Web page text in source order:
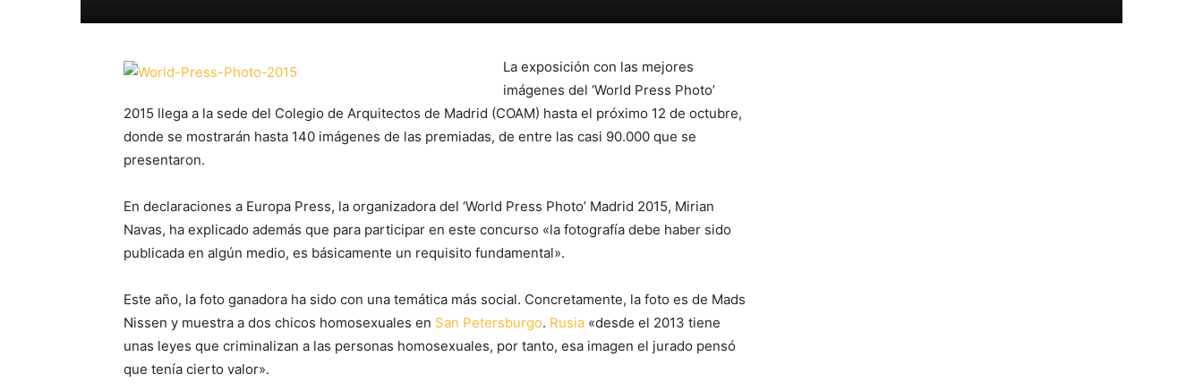
La exposición con las mejores
imágenes del ‘World Press Photo’
2015 llega a la sede del Colegio de Arquitectos de Madrid (COAM) hasta el próximo 12 de octubre,
donde se mostrarán hasta 140 imágenes de las premiadas, de entre las casi 90.000 que se
presentaron.
En declaraciones a Europa Press, la organizadora del ‘World Press Photo’ Madrid 2015, Mirian
Navas, ha explicado además que para participar en este concurso «la fotografía debe haber sido
publicada en algún medio, es básicamente un requisito fundamental».
Este año, la foto ganadora ha sido con una temática más social. Concretamente, la foto es de Mads
Nissen y muestra a dos chicos homosexuales en San Petersburgo. Rusia «desde el 2013 tiene
unas leyes que criminalizan a las personas homosexuales, por tanto, esa imagen el jurado pensó
que tenía cierto valor».